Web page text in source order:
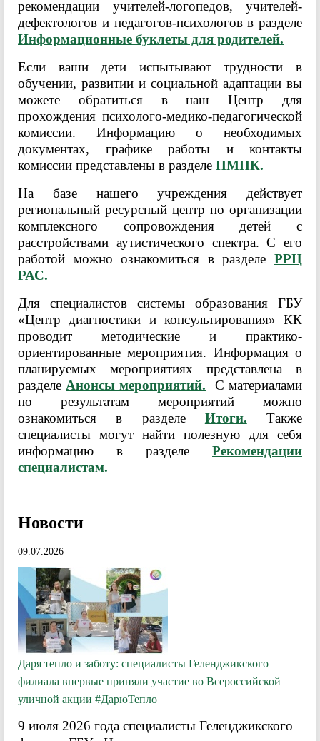
рекомендации учителей-логопедов, учителей-
дефектологов и педагогов-психологов в разделе
Информационные буклеты для родителей.
Если ваши дети испытывают трудности в
обучении, развитии и социальной адаптации вы
можете обратиться в наш Центр для
прохождения психолого-медико-педагогической
комиссии. Информацию о необходимых
документах, графике работы и контакты
комиссии представлены в разделе ПМПК.
На базе нашего учреждения действует
региональный ресурсный центр по организации
комплексного сопровождения детей с
расстройствами аутистического спектра. С его
работой можно ознакомиться в разделе РРЦ
РАС.
Для специалистов системы образования ГБУ
«Центр диагностики и консультирования» КК
проводит методические и практико-
ориентированные мероприятия. Информация о
планируемых мероприятиях представлена в
разделе Анонсы мероприятий. С материалами
по результатам мероприятий можно
ознакомиться в разделе Итоги. Также
специалисты могут найти полезную для себя
информацию в разделе Рекомендации
специалистам.
Новости
09.07.2026
Даря тепло и заботу: специалисты Геленджикского
филиала впервые приняли участие во Всероссийской
уличной акции #ДарюТепло
9 июля 2026 года специалисты Геленджикского